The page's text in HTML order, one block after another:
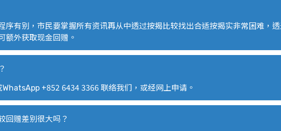
序有别，市民要掌握所有资讯再从中透过按揭比较找出合适按揭实非常困难，
额外获取现金回赠。
WhatsApp +852 6434 3366联络我们，或经网上申请 。
回赠差别很大吗？